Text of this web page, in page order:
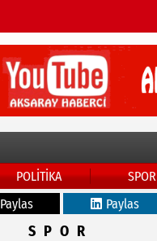
POLİTİKA SPOR
SPOR
Paylas Paylas